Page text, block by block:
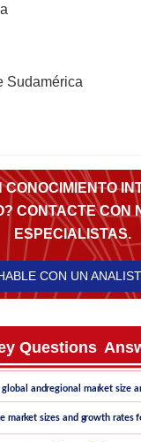
Sudamérica
CONOCIMIENTO
CONTACTE CON
ESPECIALISTAS.
CON UN